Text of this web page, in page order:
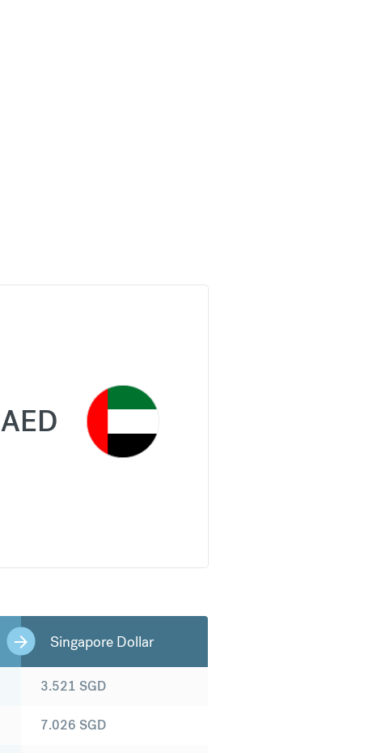
AED
Singapore Dollar
3.521 SGD
7.026 SGD